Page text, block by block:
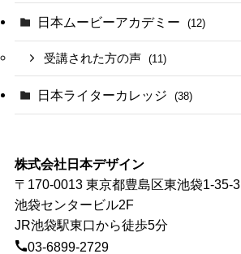
日本ムービーアカデミー (12)
受講された方の声 (11)
日本ライターカレッジ (38)
株式会社日本デザイン
〒170-0013 東京都豊島区東池袋1-35-3
池袋センタービル2F
JR池袋駅東口から徒歩5分
03-6899-2729